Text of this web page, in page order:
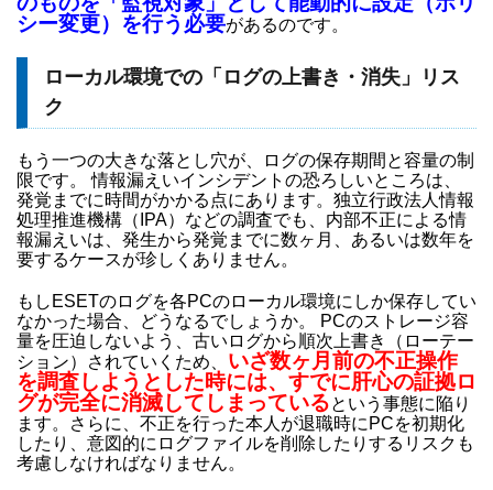
シー変更）を行う必要があるのです。
ローカル環境での「ログの上書き・消失」リス
ク
もう一つの大きな落とし穴が、ログの保存期間と容量の制
限です。 情報漏えいインシデントの恐ろしいところは、
発覚までに時間がかかる点にあります。独立行政法人情報
処理推進機構（IPA）などの調査でも、内部不正による情
報漏えいは、発生から発覚までに数ヶ月、あるいは数年を
要するケースが珍しくありません。
もしESETのログを各PCのローカル環境にしか保存してい
なかった場合、どうなるでしょうか。 PCのストレージ容
量を圧迫しないよう、古いログから順次上書き（ローテー
ション）されていくため、 いざ数ヶ月前の不正操作
を調査しようとした時には、すでに肝心の証拠ロ
グが完全に消滅してしまっているという事態に陥り
ます。さらに、不正を行った本人が退職時にPCを初期化
したり、意図的にログファイルを削除したりするリスクも
考慮しなければなりません。